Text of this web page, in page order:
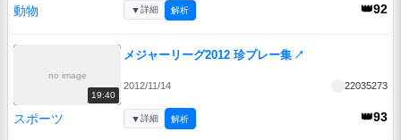
動物 👑92
▼詳細 解析
no image
19:40
メジャーリーグ2012 珍プレー集 ↗
2012/11/14 22035273
スポーツ 👑93
▼詳細 解析